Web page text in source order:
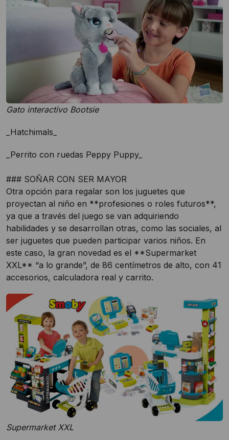
Gato interactivo Bootsie
_Hatchimals_
_Perrito con ruedas Peppy Puppy_
### SOÑAR CON SER MAYOR
Otra opción para regalar son los juguetes que
proyectan al niño en **profesiones o roles futuros**,
ya que a través del juego se van adquiriendo
habilidades y se desarrollan otras, como las sociales, al
ser juguetes que pueden participar varios niños. En
este caso, la gran novedad es el **Supermarket
XXL** “a lo grande”, de 86 centímetros de alto, con 41
accesorios, calculadora real y carrito.
Supermarket XXL